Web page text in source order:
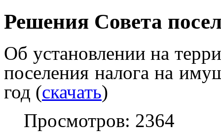
Решения Совета
Об установлении на
поселения налога на
год (скачать)
Просмотров: 2364